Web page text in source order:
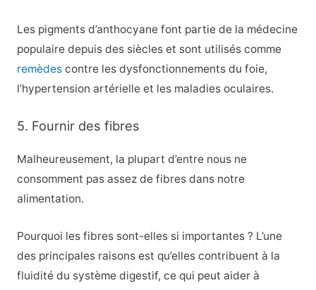
Les pigments d’anthocyane font partie de la médecine
populaire depuis des siècles et sont utilisés comme
remèdescontre les dysfonctionnements du foie,
l’hypertension artérielle et les maladies oculaires.
5. Fournir des fibres
Malheureusement, la plupart d’entre nous ne
consomment pas assez de fibres dans notre
alimentation.
Pourquoi les fibres sont-elles si importantes ? L’une
des principales raisons est qu’elles contribuent à la
fluidité du système digestif, ce qui peut aider à